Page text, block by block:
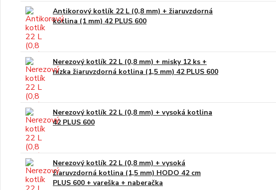
Antikorový kotlík 22 L (0,8 mm) + žiaruvzdorná
kotlina (1 mm) 42 PLUS 600
Nerezový kotlík 22 L (0,8 mm) + misky 12 ks +
nízka žiaruvzdorná kotlina (1,5 mm) 42 PLUS 600
Nerezový kotlík 22 L (0,8 mm) + vysoká kotlina
42 PLUS 600
Nerezový kotlík 22 L (0,8 mm) + vysoká
žiaruvzdorná kotlina (1,5 mm) HODO 42 cm
PLUS 600 + vareška + naberačka